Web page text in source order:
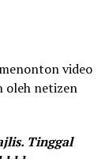
video
oleh netizen
Tinggal